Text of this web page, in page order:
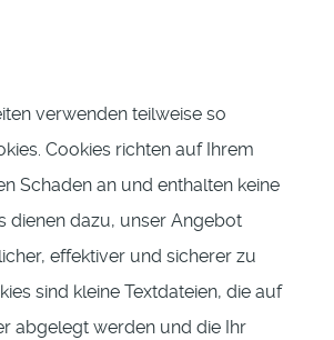
verwenden teilweise so
Cookies richten auf Ihrem
Schaden an und enthalten keine
dienen dazu, unser Angebot
effektiver und sicherer zu
sind kleine Textdateien, die auf
abgelegt werden und die Ihr